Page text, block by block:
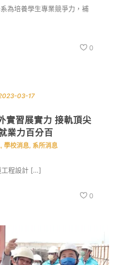
為培養學生專業競爭力，補
0
03-17
實習展實力 接軌頂尖
業力百分百
, 學校消息, 系所消息
程設計 […]
0